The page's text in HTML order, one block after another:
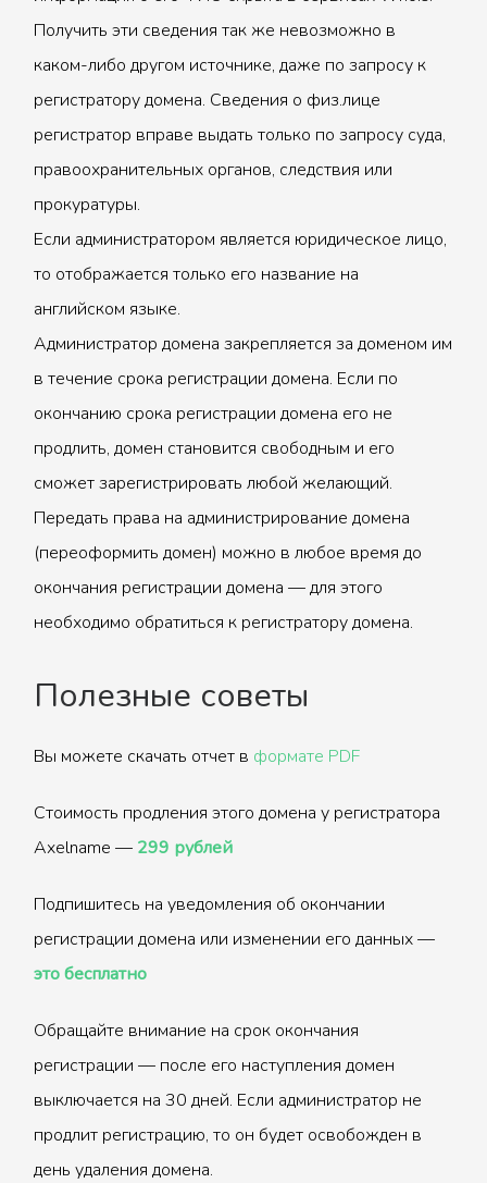
Получить эти сведения так же невозможно в
каком-либо другом источнике, даже по запросу к
регистратору домена. Сведения о физ.лице
регистратор вправе выдать только по запросу суда,
правоохранительных органов, следствия или
прокуратуры.
Если администратором является юридическое лицо,
то отображается только его название на
английском языке.
Администратор домена закрепляется за доменом им
в течение срока регистрации домена. Если по
окончанию срока регистрации домена его не
продлить, домен становится свободным и его
сможет зарегистрировать любой желающий.
Передать права на администрирование домена
(переоформить домен) можно в любое время до
окончания регистрации домена — для этого
необходимо обратиться к регистратору домена.
Полезные советы
Вы можете скачать отчет в формате PDF
Стоимость продления этого домена у регистратора
Axelname — 299 рублей
Подпишитесь на уведомления об окончании
регистрации домена или изменении его данных —
это бесплатно
Обращайте внимание на срок окончания
регистрации — после его наступления домен
выключается на 30 дней. Если администратор не
продлит регистрацию, то он будет освобожден в
день удаления домена.